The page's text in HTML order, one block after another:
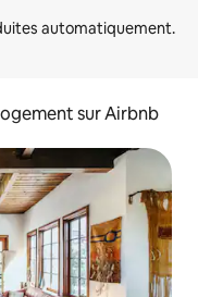
sur Airbnb